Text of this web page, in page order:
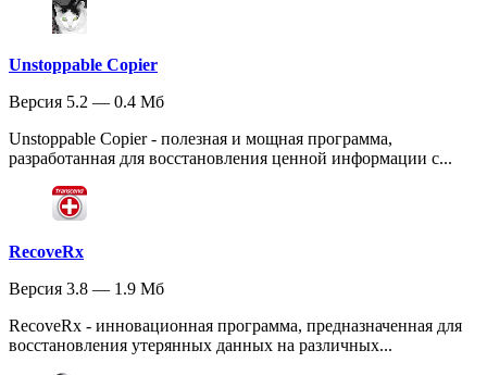
Unstoppable Copier
Версия 5.2 — 0.4 Мб
Unstoppable Copier - полезная и мощная программа,
разработанная для восстановления ценной информации с...
RecoveRx
Версия 3.8 — 1.9 Мб
RecoveRx - инновационная программа, предназначенная для
восстановления утерянных данных на различных...